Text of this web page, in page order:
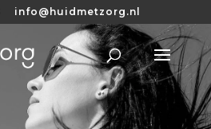
info@huidmetzorg.nl